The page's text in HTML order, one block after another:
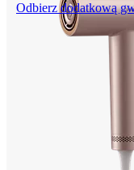
Odbierz dodatkową